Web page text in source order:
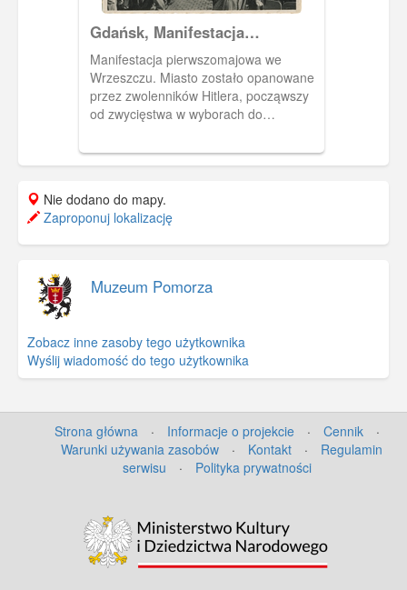
Gdańsk, Manifestacja
Pierwszomajowa we Wrzeszczu
Manifestacja pierwszomajowa we
Wrzeszczu. Miasto zostało opanowane
przez zwolenników Hitlera, począwszy
od zwycięstwa w wyborach do
II wojny światowej WMG przestało
istnieć, jego terytorium zostało
widoczne symbole nazistowskie -
swastyki na sztandarach i na
mundurach. Pocztówka w obiegu od 27
Nie dodano do mapy.
Zaproponuj lokalizację
Muzeum Pomorza
Zobacz inne zasoby tego użytkownika
Wyślij wiadomość do tego użytkownika
Strona główna · Informacje o projekcie · Cennik
·
Warunki używania zasobów
· Kontakt ·
Regulamin
serwisu
· Polityka prywatności